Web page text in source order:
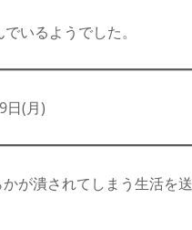
いるようでした。
日(月)
が潰されてしまう生活を